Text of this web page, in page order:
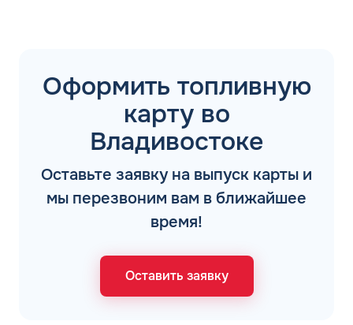
Оформить топливную
карту во
Владивостоке
Оставьте заявку на выпуск карты и
мы перезвоним вам в ближайшее
время!
Оставить заявку